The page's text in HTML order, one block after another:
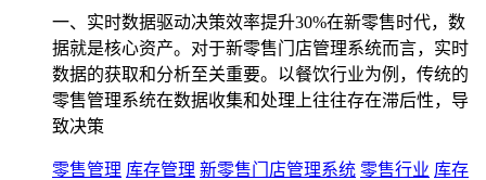
一、实时数据驱动决策效率提升30%在新零售时代，数
据就是核心资产。对于新零售门店管理系统而言，实时
数据的获取和分析至关重要。以餐饮行业为例，传统的
零售管理系统在数据收集和处理上往往存在滞后性，导
致决策
零售管理 库存管理 新零售门店管理系统 零售行业 库存